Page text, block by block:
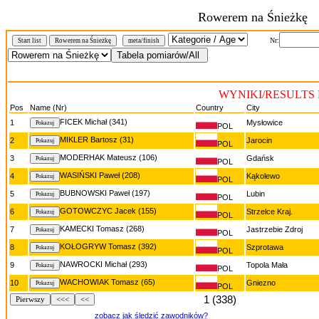
Rowerem na Śnieżkę
Start list Rowerem na Śnieżkę meta/finish Nr:
WYNIKI/RESULTS
Pos Name (Nr) Country
City
1
FICEK Michał (341) POL Mysłowice
2 MIKLER Bartosz (31) POL Jarocin
3 MODERHAK Mateusz (106) POL Gdańsk
4 WASIŃSKI Paweł (208) POL Kąkolewo
5 BUBNOWSKI Paweł (197) POL Lubin
6 GOTOWCZYC Jacek (155) POL Strzelce Kraj.
7 KAMECKI Tomasz (268) POL Jastrzebie Zdroj
8 KOŁOGRYW Tomasz (392) POL Szprotawa
9 NAWROCKI Michał (293) POL Topola Mała
10 WACHOWIAK Tomasz (65) POL Gniezno
Pierwszy <<< << 1 (338)
zobacz jak śledzić zawodników?